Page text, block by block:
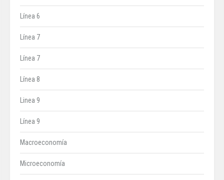
Línea 6
Línea 7
Línea 7
Línea 8
Linea 9
Línea 9
Macroeconomía
Microeconomía